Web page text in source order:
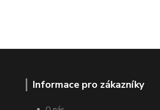
Informace pro zákazníky